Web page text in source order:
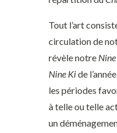
Tout l’art
circulation de
révèle notre
Nine Kide
les périodes
à telle ou telle
un